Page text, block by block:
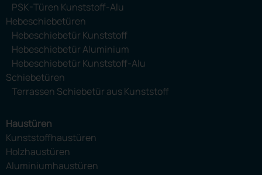
PSK-Türen Kunststoff-Alu
Hebeschiebetüren
Hebeschiebetür Kunststoff
Hebeschiebetür Aluminium
Hebeschiebetür Kunststoff-Alu
Schiebetüren
Terrassen Schiebetür aus Kunststoff
Haustüren
Kunststoffhaustüren
Holzhaustüren
Aluminiumhaustüren